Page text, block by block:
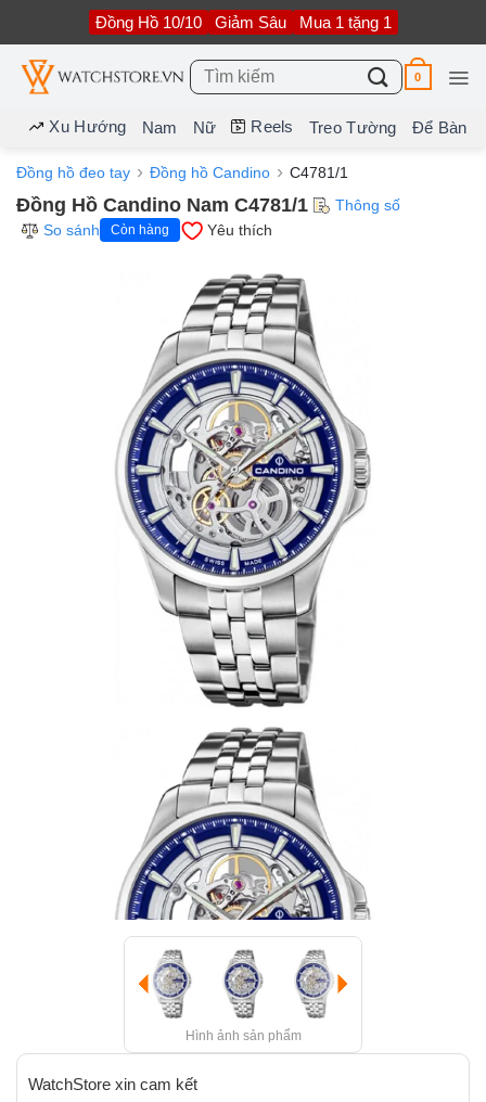
nội
dung
Đồng Hồ 10/10 Giảm Sâu Mua 1 tặng 1
Tìm
kiếm:
0
Xu Hướng Nam Nữ Reels Treo Tường Để Bàn
Đồng hồ đeo tay Đồng hồ Candino C4781/1
Đồng Hồ Candino Nam C4781/1
Thông số
So sánh
Còn hàng Yêu thích
Hình ảnh sản phẩm
WatchStore xin cam kết